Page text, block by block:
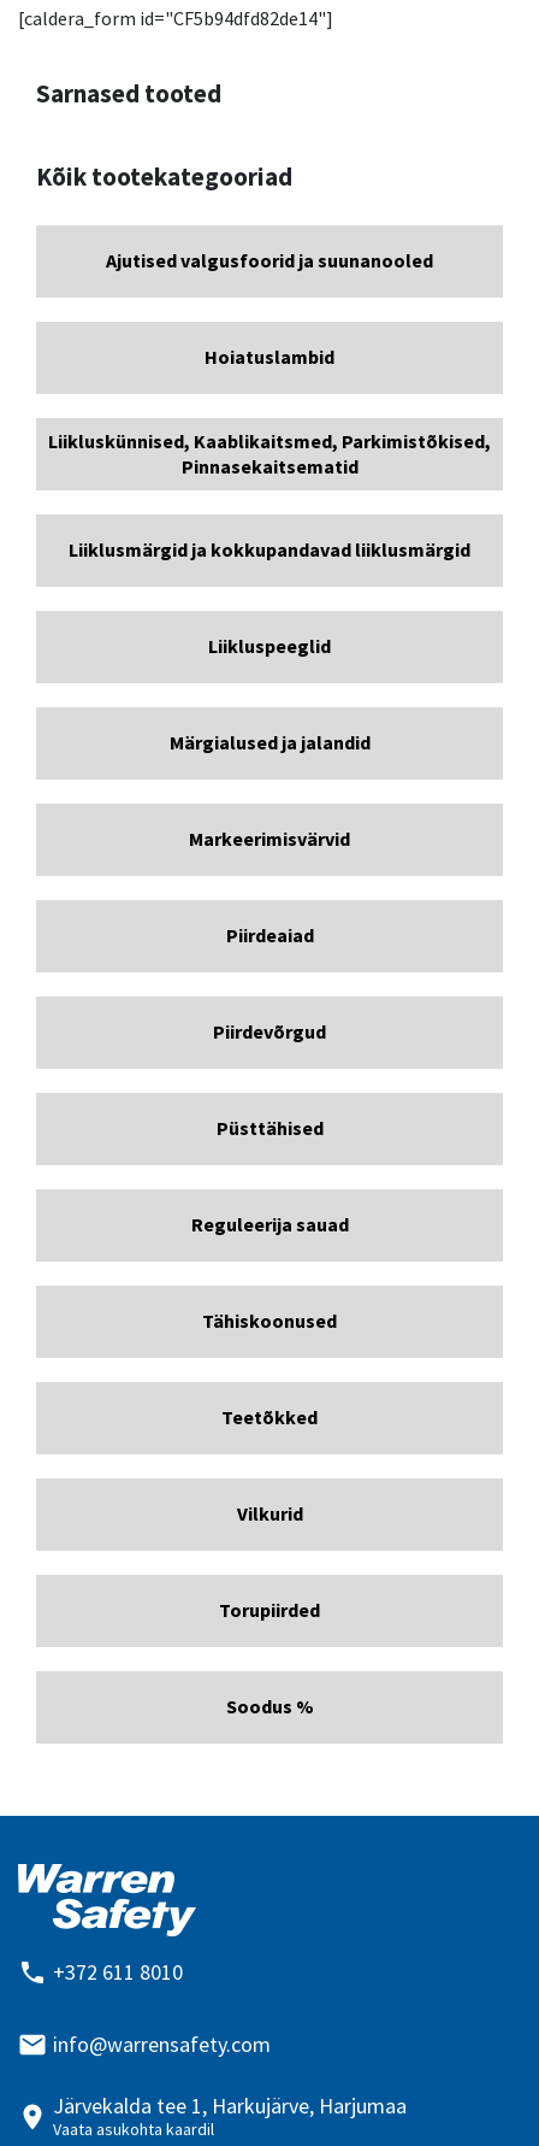
[caldera_form id="CF5b94dfd82de14"]
Sarnased tooted
Kõik tootekategooriad
Ajutised valgusfoorid ja suunanooled
Hoiatuslambid
Liikluskünnised, Kaablikaitsmed, Parkimistõkised,
Pinnasekaitsematid
Liiklusmärgid ja kokkupandavad liiklusmärgid
Liikluspeeglid
Märgialused ja jalandid
Markeerimisvärvid
Piirdeaiad
Piirdevõrgud
Püsttähised
Reguleerija sauad
Tähiskoonused
Teetõkked
Vilkurid
Torupiirded
Soodus %
+372 611 8010
info@warrensafety.com
Järvekalda tee 1, Harkujärve, Harjumaa
Vaata asukohta kaardil